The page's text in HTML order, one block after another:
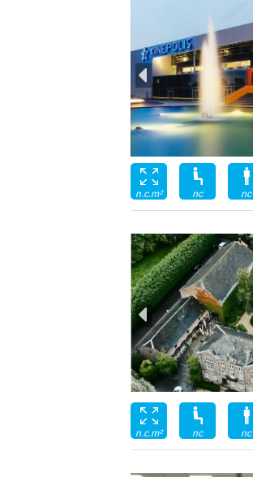
n.c.m² nc nc
n.c.m² nc nc